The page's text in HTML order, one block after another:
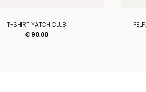
T-SHIRT YATCH CLUB
€ 90,00